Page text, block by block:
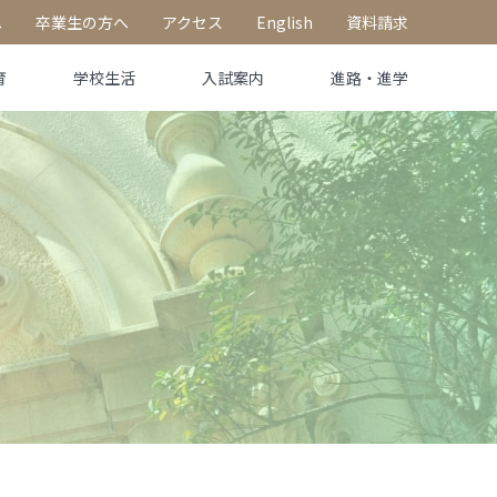
学校生活 入試案内 進路・進学
卒業生の方へ アクセス English 資料請求